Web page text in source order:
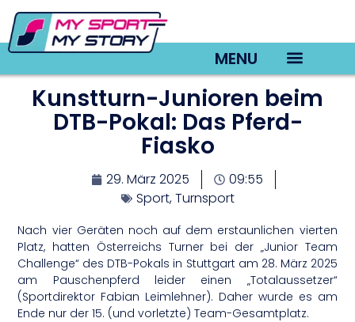
MENU
Kunstturn-Junioren beim
DTB-Pokal: Das Pferd-
Fiasko
29. März 2025
09:55
Sport,Turnsport
Nach vier Geräten noch auf dem erstaunlichen vierten
Platz, hatten Österreichs Turner bei der „Junior Team
Challenge“ des DTB-Pokals in Stuttgart am 28. März 2025
am Pauschenpferd leider einen „Totalaussetzer“
(Sportdirektor Fabian Leimlehner). Daher wurde es am
Ende nur der 15. (und vorletzte) Team-Gesamtplatz.